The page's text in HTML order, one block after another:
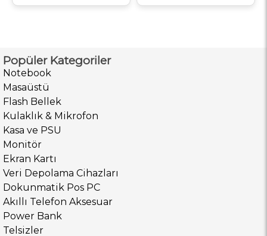
Popüler Kategoriler
Notebook
Masaüstü
Flash Bellek
Kulaklık & Mikrofon
Kasa ve PSU
Monitör
Ekran Kartı
Veri Depolama Cihazları
Dokunmatik Pos PC
Akıllı Telefon Aksesuar
Power Bank
Telsizler